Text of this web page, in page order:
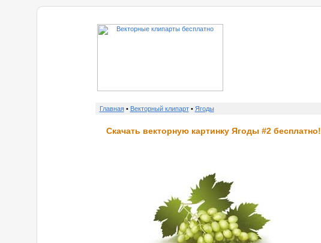
Главная• Векторный клипарт• Ягоды
Скачать векторную картинку Ягоды #2 бесплатно!